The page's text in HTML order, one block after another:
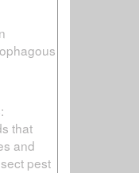
that
and
pest